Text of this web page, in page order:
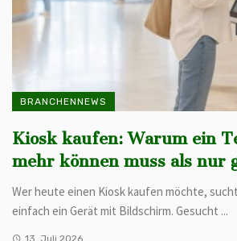
BRANCHENNEWS
Kiosk kaufen: Warum ein
mehr können muss als nur
Wer heute einen Kiosk kaufen möchte,
einfach ein Gerät mit Bildschirm. Gesucht ...
13. Juli 2026